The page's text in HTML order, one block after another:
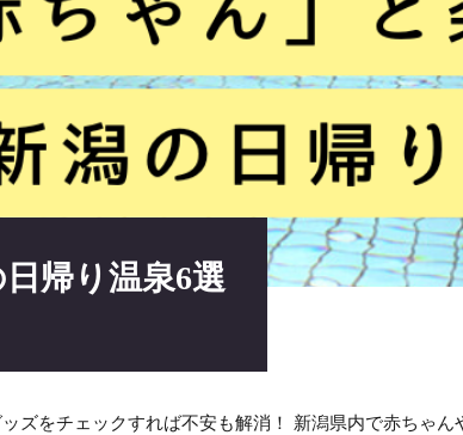
帰り温泉6選
をチェックすれば不安も解消！ 新潟県内で赤ちゃ